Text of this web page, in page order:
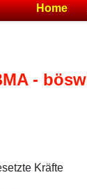
Home
-
Kräfte